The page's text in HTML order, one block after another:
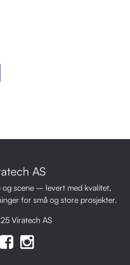
AS
scene – levert med kvalitet,
for små og store prosjekter.
Viratech AS